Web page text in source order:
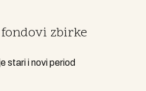
zbirke
stari i novi period